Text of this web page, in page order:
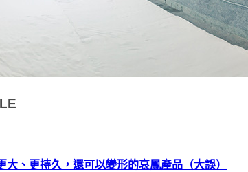
大、更持久，還可以變形的哀鳳產品（大誤）